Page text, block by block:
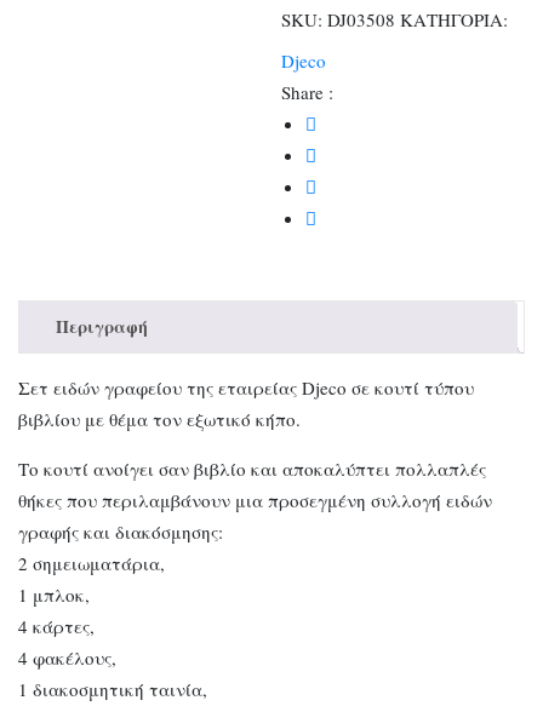
SKU: DJ03508 ΚΑΤΗΓΟΡΙΑ:
Djeco
Share :
Περιγραφή
Σετ ειδών γραφείου της εταιρείας Djeco σε κουτί τύπου
βιβλίου με θέμα τον εξωτικό κήπο.
Το κουτί ανοίγει σαν βιβλίο και αποκαλύπτει πολλαπλές
θήκες που περιλαμβάνουν μια προσεγμένη συλλογή ειδών
γραφής και διακόσμησης:
2 σημειωματάρια,
1 μπλοκ,
4 κάρτες,
4 φακέλους,
1 διακοσμητική ταινία,